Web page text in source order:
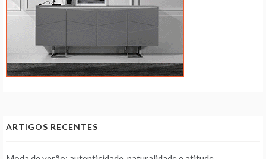
ARTIGOS RECENTES